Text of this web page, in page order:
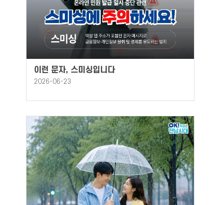
이런 문자, 스미싱입니다
2026-06-23